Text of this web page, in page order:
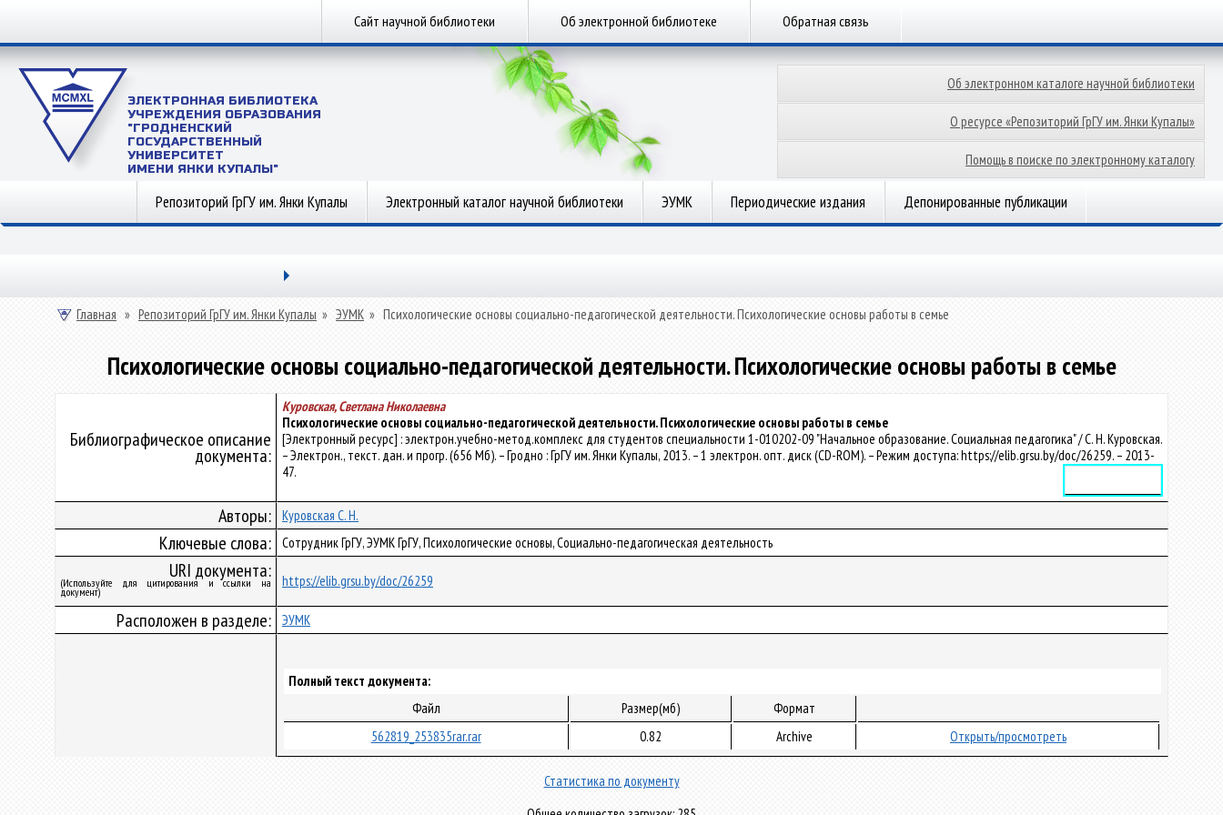
Сайт научной библиотеки Об электронной библиотеке Обратная связь
ЭЛЕКТРОННАЯ БИБЛИОТЕКА
УЧРЕЖДЕНИЯ ОБРАЗОВАНИЯ
"ГРОДНЕНСКИЙ
ГОСУДАРСТВЕННЫЙ
УНИВЕРСИТЕТ
ИМЕНИ ЯНКИ КУПАЛЫ"
Об электронном каталоге научной библиотеки
О ресурсе «Репозиторий ГрГУ им. Янки Купалы»
Помощь в поиске по электронному каталогу
Репозиторий ГрГУ им. Янки Купалы Электронный каталог научной библиотеки ЭУМК Периодические издания Депонированные публикации
Главная » Репозиторий ГрГУ им. Янки Купалы » ЭУМК » Психологические основы социально-педагогической деятельности. Психологические основы работы в семье
Психологические основы социально-педагогической деятельности. Психологические основы работы в семье
Библиографическое описание
документа:
Куровская, Светлана Николаевна
Психологические основы социально-педагогической деятельности. Психологические основы работы в семье
[Электронный ресурс] : электрон.учебно-метод.комплекс для студентов специальности 1-010202-09 "Начальное образование. Социальная педагогика" / С. Н. Куровская.
– Электрон., текст. дан. и прогр. (656 Мб). – Гродно : ГрГУ им. Янки Купалы, 2013. – 1 электрон. опт. диск (CD-ROM). – Режим доступа: https://elib.grsu.by/doc/26259. – 2013-
47.
Авторы: Куровская С. Н.
Ключевые слова: Сотрудник ГрГУ, ЭУМК ГрГУ, Психологические основы, Социально-педагогическая деятельность
URI документа:
(Используйте для цитирования и ссылки на
документ)
https://elib.grsu.by/doc/26259
Расположен в разделе: ЭУМК
Полный текст документа:
Файл
Размер(мб)
Формат
562819_253835rar.rar
0.82 Archive Открыть/просмотреть
Статистика по документу